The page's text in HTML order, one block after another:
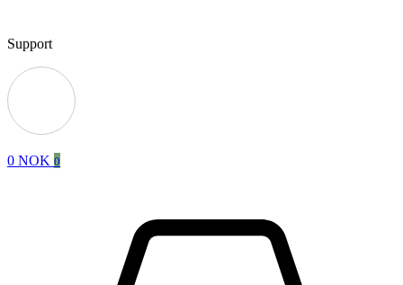
Support
0 NOK 0